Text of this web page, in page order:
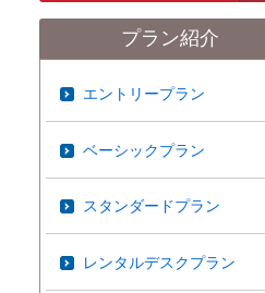
プラン紹介
エントリープラン
ベーシックプラン
スタンダードプラン
レンタルデスクプラン